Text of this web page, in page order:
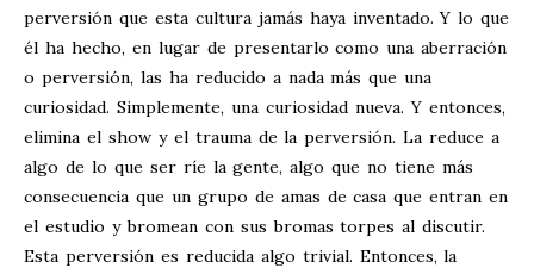
perversión que esta cultura jamás haya inventado. Y lo que
él ha hecho, en lugar de presentarlo como una aberración
o perversión, las ha reducido a nada más que una
curiosidad. Simplemente, una curiosidad nueva. Y entonces,
elimina el show y el trauma de la perversión. La reduce a
algo de lo que ser ríe la gente, algo que no tiene más
consecuencia que un grupo de amas de casa que entran en
el estudio y bromean con sus bromas torpes al discutir.
Esta perversión es reducida algo trivial. Entonces, la